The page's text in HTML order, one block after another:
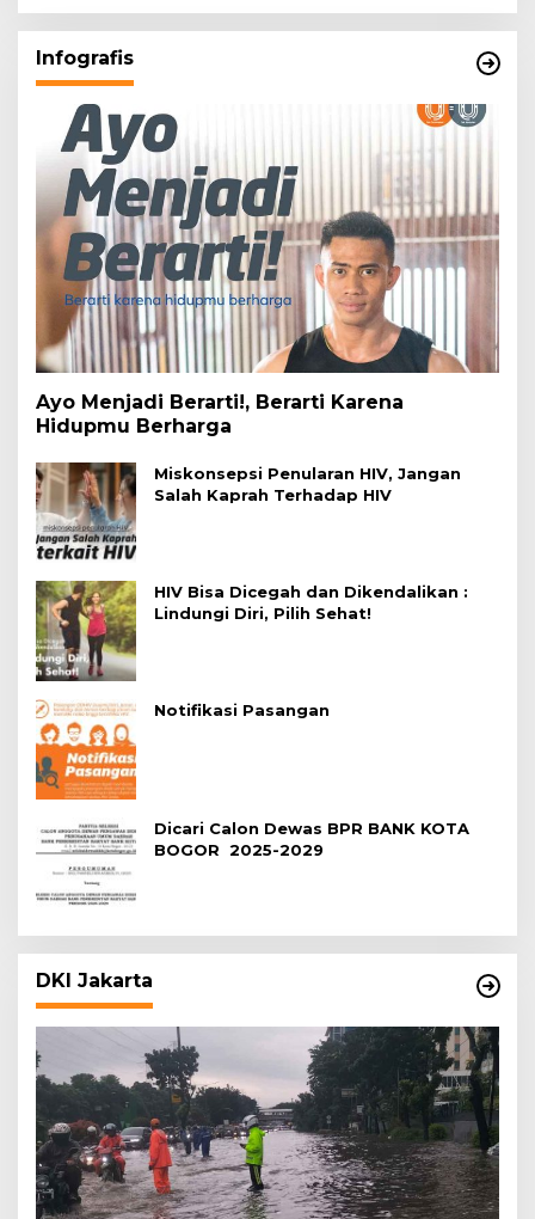
Infografis
Ayo Menjadi Berarti!, Berarti Karena
Hidupmu Berharga
Miskonsepsi Penularan HIV, Jangan
Salah Kaprah Terhadap HIV
HIV Bisa Dicegah dan Dikendalikan :
Lindungi Diri, Pilih Sehat!
Notifikasi Pasangan
Dicari Calon Dewas BPR BANK KOTA
BOGOR 2025-2029
DKI Jakarta